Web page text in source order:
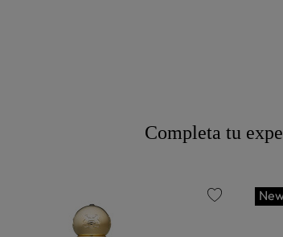
Completa tu